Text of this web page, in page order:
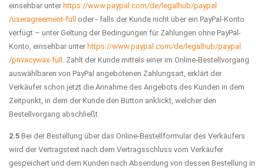
einsehbar unter https://www.paypal.com/de/legalhub/paypal
/useragreement-full
oder - falls der Kunde nicht über ein PayPal-Konto
verfügt – unter Geltung der Bedingungen für Zahlungen ohne PayPal-
Konto, einsehbar unter https://www.paypal.com/de/legalhub/paypal
/privacywax-full
. Zahlt der Kunde mittels einer im Online-Bestellvorgang
auswählbaren von PayPal angebotenen Zahlungsart, erklärt der
Verkäufer schon jetzt die Annahme des Angebots des Kunden in dem
Zeitpunkt, in dem der Kunde den Button anklickt, welcher den
Bestellvorgang abschließt.
2.5 Bei der Bestellung über das Online-Bestellformular des Verkäufers
wird der Vertragstext nach dem Vertragsschluss vom Verkäufer
gespeichert und dem Kunden nach Absendung von dessen Bestellung in